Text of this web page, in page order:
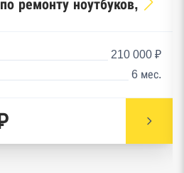
ремонту ноутбуков,
210 000 ₽
6 мес.